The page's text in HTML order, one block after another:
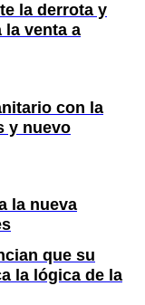
la derrota y
venta a
con la
y nuevo
la nueva
que su
la lógica de la